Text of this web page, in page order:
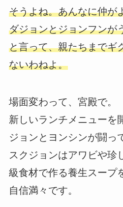
そうよね。あんなに仲が
ダジョンとジョンフンが
と言って、親たちまでギ
ないわねよ。
場面変わって、宮殿で。
新しいランチメニューを
ジョンとヨンシンが闘っ
スクジョンはアワビや珍
級食材で作る養生スープ
自信満々です。